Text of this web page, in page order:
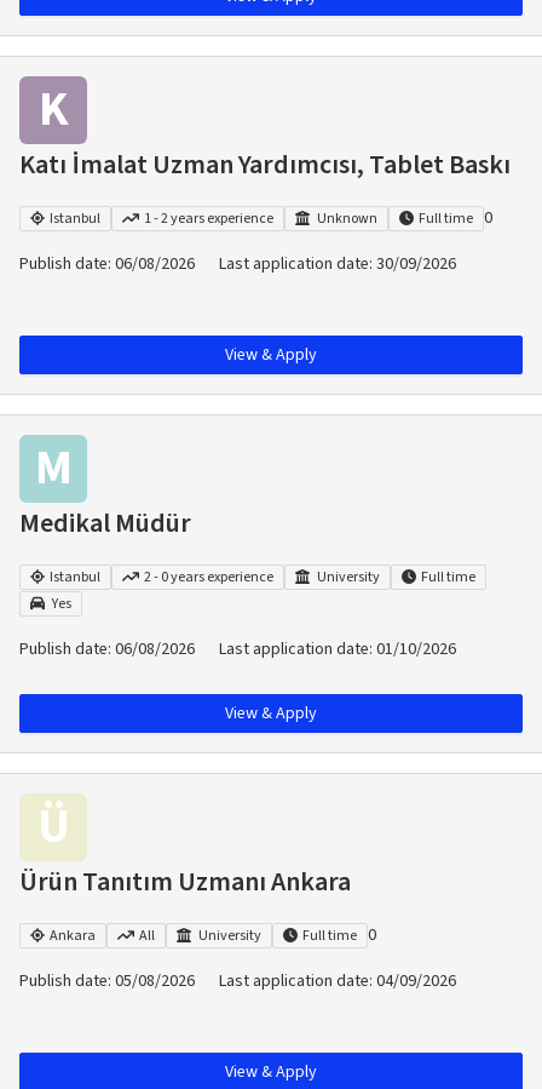
K
Katı İmalat Uzman Yardımcısı, Tablet Baskı
Istanbul 1 - 2 years experience Unknown Full time 0
Publish date: 06/08/2026 Last application date: 30/09/2026
View & Apply
M
Medikal Müdür
Istanbul 2 - 0 years experience University
Full time
Yes
Publish date: 06/08/2026 Last application date: 01/10/2026
View & Apply
Ü
Ürün Tanıtım Uzmanı Ankara
Ankara All University Full time 0
Publish date: 05/08/2026 Last application date: 04/09/2026
View & Apply